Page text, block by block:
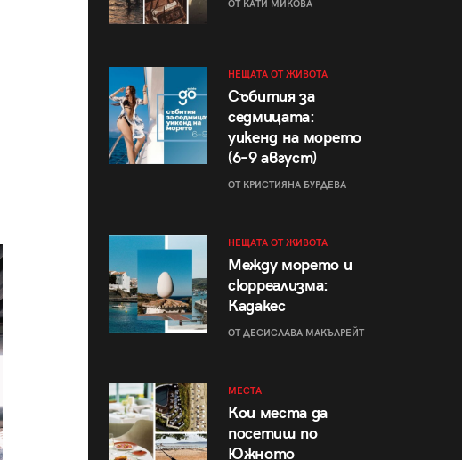
ОТ КАТИ МИКОВА
НЕЩАТА ОТ ЖИВОТА
Събития за
седмицата:
уикенд на морето
(6–9 август)
ОТ КРИСТИЯНА БУРДЕВА
НЕЩАТА ОТ ЖИВОТА
Между морето и
сюрреализма:
Кадакес
ОТ ДЕСИСЛАВА МАКЪЛРЕЙТ
МЕСТА
Кои места да
посетиш по
Южното